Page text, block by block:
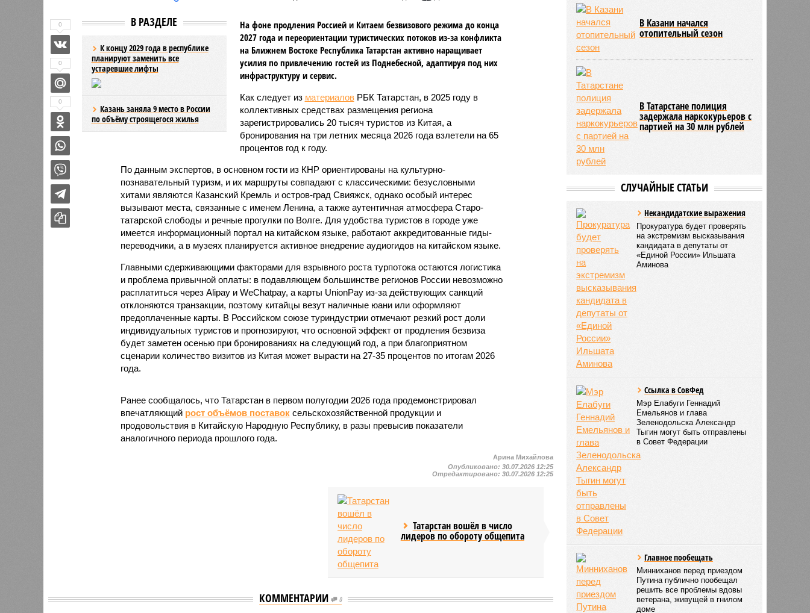
В РАЗДЕЛЕ
К концу 2029 года в республике
планируют заменить все
устаревшие лифты
Казань заняла 9 место в России
по объёму строящегося жилья
На фоне продления Россией и Китаем безвизового режима до конца
2027 года и переориентации туристических потоков из-за конфликта
на Ближнем Востоке Республика Татарстан активно наращивает
усилия по привлечению гостей из Поднебесной, адаптируя под них
инфраструктуру и сервис.
Как следует из материаловРБК Татарстан, в 2025 году в
коллективных средствах размещения региона
зарегистрировались 20 тысяч туристов из Китая, а
бронирования на три летних месяца 2026 года взлетели на 65
процентов год к году.
По данным экспертов, в основном гости из КНР ориентированы на культурно-
познавательный туризм, и их маршруты совпадают с классическими: безусловными
хитами являются Казанский Кремль и остров-град Свияжск, однако особый интерес
вызывают места, связанные с именем Ленина, а также аутентичная атмосфера Старо-
татарской слободы и речные прогулки по Волге. Для удобства туристов в городе уже
имеется информационный портал на китайском языке, работают аккредитованные гиды-
переводчики, а в музеях планируется активное внедрение аудиогидов на китайском языке.
Главными сдерживающими факторами для взрывного роста турпотока остаются логистика
и проблема привычной оплаты: в подавляющем большинстве регионов России невозможно
расплатиться через Alipay и WeChatpay, а карты UnionPay из-за действующих санкций
отклоняются транзакции, поэтому китайцы везут наличные юани или оформляют
предоплаченные карты. В Российском союзе туриндустрии отмечают резкий рост доли
индивидуальных туристов и прогнозируют, что основной эффект от продления безвиза
будет заметен осенью при бронированиях на следующий год, а при благоприятном
сценарии количество визитов из Китая может вырасти на 27-35 процентов по итогам 2026
года.
Ранее сообщалось, что Татарстан в первом полугодии 2026 года продемонстрировал
впечатляющий рост объёмов поставоксельскохозяйственной продукции и
продовольствия в Китайскую Народную Республику, в разы превысив показатели
аналогичного периода прошлого года.
0
0
0
Арина Михайлова
Опубликовано:30.07.2026 12:25
Отредактировано:30.07.2026 12:25
Татарстан вошёл в число
лидеров по обороту общепита
КОММЕНТАРИИ 0
В Казани начался
отопительный сезон
В Татарстане полиция
задержала наркокурьеров с
партией на 30 млн рублей
СЛУЧАЙНЫЕ СТАТЬИ
Некандидатские выражения
Прокуратура будет проверять
на экстремизм высказывания
кандидата в депутаты от
«Единой России» Ильшата
Аминова
Ссылка в СовФед
Мэр Елабуги Геннадий
Емельянов и глава
Зеленодольска Александр
Тыгин могут быть отправлены
в Совет Федерации
Главное пообещать
Минниханов перед приездом
Путина публично пообещал
решить все проблемы вдовы
ветерана, живущей в гнилом
доме